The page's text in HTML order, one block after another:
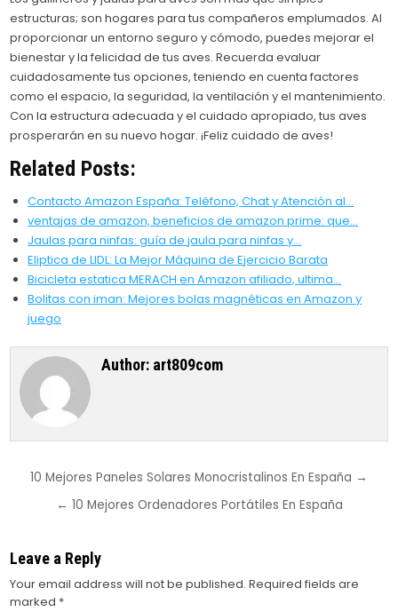
estructuras; son hogares para tus compañeros emplumados. Al
proporcionar un entorno seguro y cómodo, puedes mejorar el
bienestar y la felicidad de tus aves. Recuerda evaluar
cuidadosamente tus opciones, teniendo en cuenta factores
como el espacio, la seguridad, la ventilación y el mantenimiento.
Con la estructura adecuada y el cuidado apropiado, tus aves
prosperarán en su nuevo hogar. ¡Feliz cuidado de aves!
Related Posts:
Contacto Amazon España: Teléfono, Chat y Atención al…
ventajas de amazon, beneficios de amazon prime: que…
Jaulas para ninfas: guía de jaula para ninfas y…
Eliptica de LIDL: La Mejor Máquina de Ejercicio Barata
Bicicleta estatica MERACH en Amazon afiliado, ultima…
Bolitas con iman: Mejores bolas magnéticas en Amazon y
juego
Author: art809com
Post
navigation
10 Mejores Paneles Solares Monocristalinos En España →
← 10 Mejores Ordenadores Portátiles En España
Leave a Reply
Your email address will not be published. Required fields are
marked *